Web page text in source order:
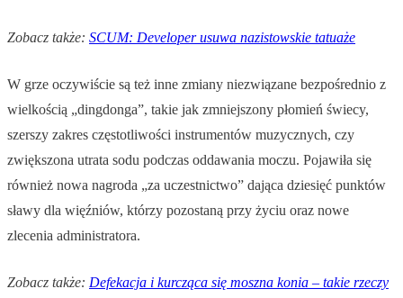
Zobacz także: SCUM: Developer usuwa nazistowskie tatuaże
W grze oczywiście są też inne zmiany niezwiązane bezpośrednio z
wielkością „dingdonga”, takie jak zmniejszony płomień świecy,
szerszy zakres częstotliwości instrumentów muzycznych, czy
zwiększona utrata sodu podczas oddawania moczu. Pojawiła się
również nowa nagroda „za uczestnictwo” dająca dziesięć punktów
sławy dla więźniów, którzy pozostaną przy życiu oraz nowe
zlecenia administratora.
Zobacz także: Defekacja i kurcząca się moszna konia – takie rzeczy